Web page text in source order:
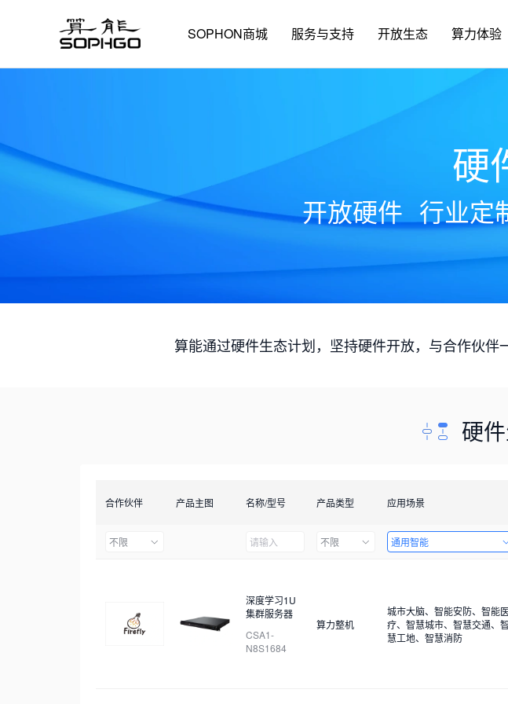
SOPHON商城 服务与支持 开放生态 算力体验
硬
开放硬件 行业定
算能通过硬件生态计划，坚持硬件开放，与合作伙伴
硬
合作伙伴 产品主图 名称/型号 产品类型 应用场景
不限 不限 通用智能
深度学习1U
集群服务器
CSA1-
N8S1684
算力整机
城市大脑、智能安防、智能
疗、智慧城市、智慧交通、智
慧工地、智慧消防